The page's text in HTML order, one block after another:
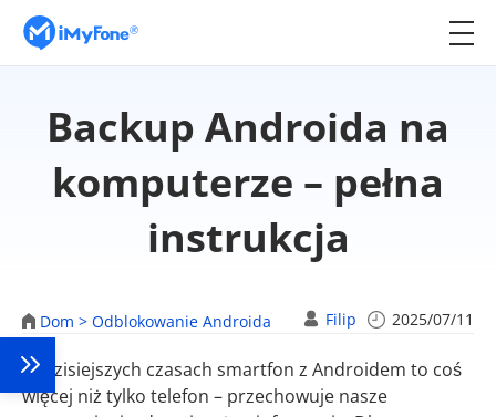
Backup Androida na
komputerze – pełna
instrukcja
Dom > Odblokowanie Androida Filip 2025/07/11
W dzisiejszych czasach smartfon z Androidem to coś
więcej niż tylko telefon – przechowuje nasze